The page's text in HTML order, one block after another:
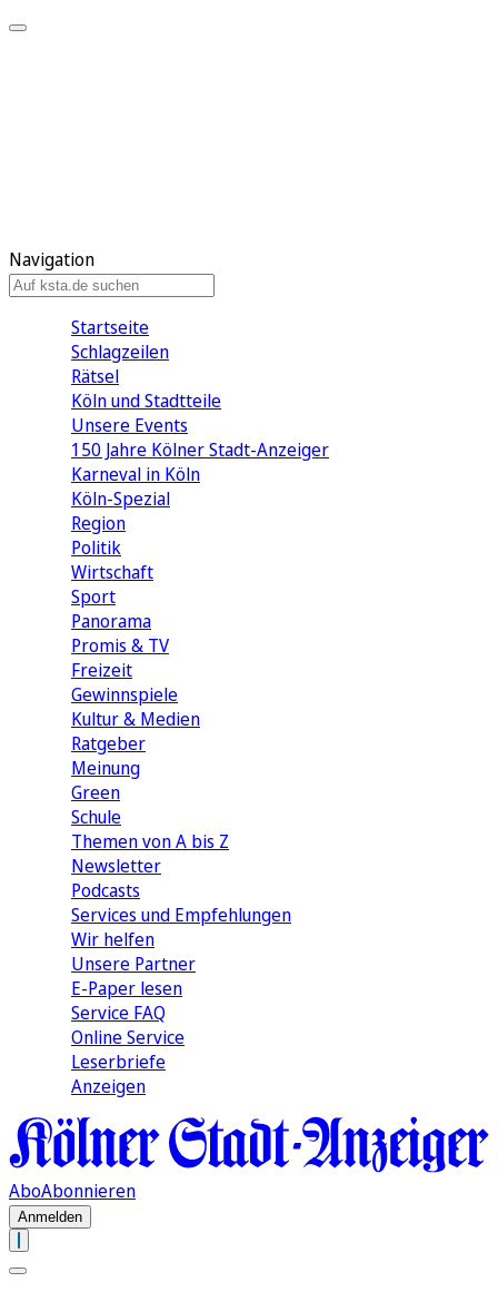
Navigation
Startseite
Schlagzeilen
Rätsel
Köln und Stadtteile
Unsere Events
150 Jahre Kölner Stadt-Anzeiger
Karneval in Köln
Köln-Spezial
Region
Politik
Wirtschaft
Sport
Panorama
Promis & TV
Freizeit
Gewinnspiele
Kultur & Medien
Ratgeber
Meinung
Green
Schule
Themen von A bis Z
Newsletter
Podcasts
Services und Empfehlungen
Wir helfen
Unsere Partner
E-Paper lesen
Service FAQ
Online Service
Leserbriefe
Anzeigen
AboAbonnieren
Anmelden